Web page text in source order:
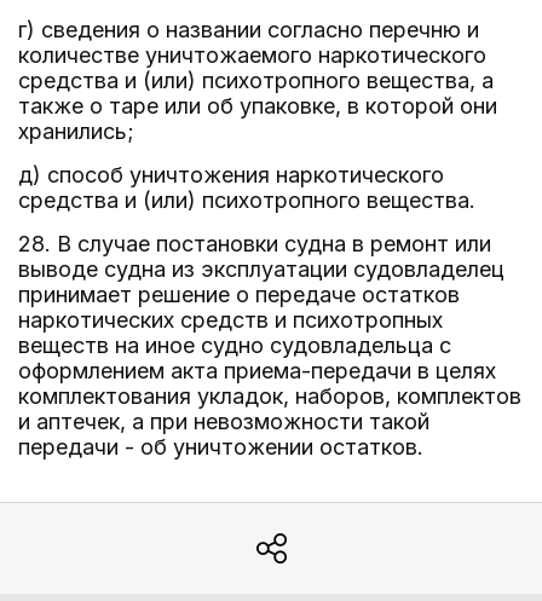
г) сведения о названии согласно перечню и
количестве уничтожаемого наркотического
средства и (или) психотропного вещества, а
также о таре или об упаковке, в которой они
хранились;
д) способ уничтожения наркотического
средства и (или) психотропного вещества.
28. В случае постановки судна в ремонт или
выводе судна из эксплуатации судовладелец
принимает решение о передаче остатков
наркотических средств и психотропных
веществ на иное судно судовладельца с
оформлением акта приема-передачи в целях
комплектования укладок, наборов, комплектов
и аптечек, а при невозможности такой
передачи - об уничтожении остатков.